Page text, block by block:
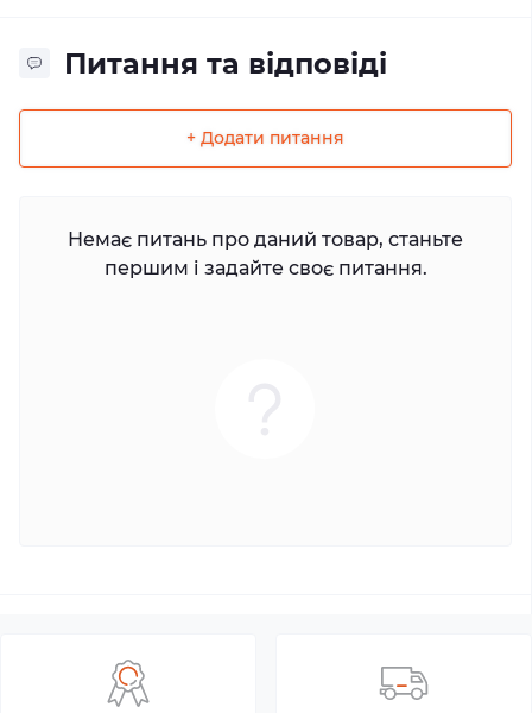
Питання та відповіді
+ Додати питання
Немає питань про даний товар, станьте
першим і задайте своє питання.